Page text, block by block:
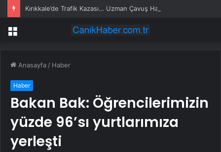
Kırıkkale’de Trafik Kazası… Uzman Çavuş Hayatını Kaybetti
Menü
Anasayfa / Haber
Haber
Bakan Bak: Öğrencilerimizin
yüzde 96’sı yurtlarımıza
yerleşti